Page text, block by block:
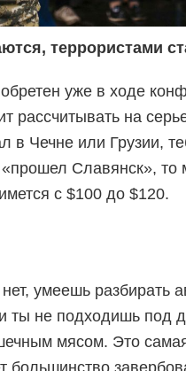
террористами
уже в ходе
рассчитывать на
в Чечне или Грузии,
Славянск», то
с $100 до $120.
умеешь разбирать
ты не подходишь под
мясом. Это
большинство